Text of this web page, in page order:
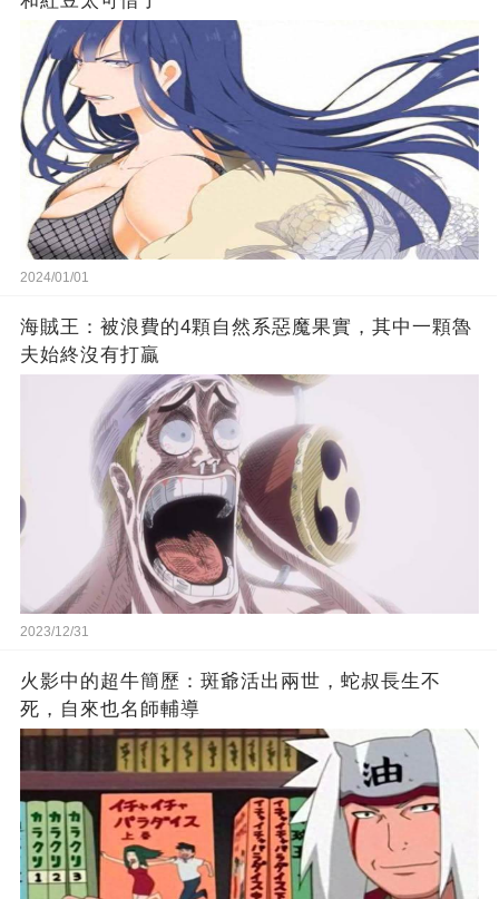
2024/01/01
海賊王：被浪費的4顆自然系惡魔果實，其中一顆魯
夫始終沒有打贏
2023/12/31
火影中的超牛簡歷：斑爺活出兩世，蛇叔長生不
死，自來也名師輔導